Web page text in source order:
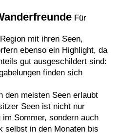
Für
mit ihren Seen,
ebenso ein Highlight, da
gut ausgeschildert sind:
finden sich
den meisten Seen erlaubt
Seen ist nicht nur
Sommer, sondern auch
selbst in den Monaten bis